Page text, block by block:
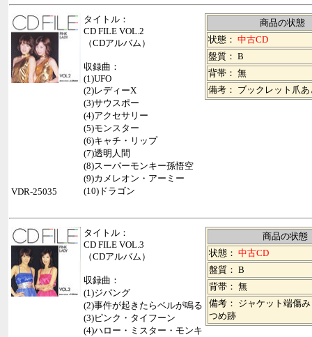
タイトル：
CD FILE VOL.2
（CDアルバム）
収録曲：
(1)UFO
(2)レディーX
(3)サウスポー
(4)アクセサリー
(5)モンスター
(6)キャチ・リップ
(7)透明人間
(8)スーパーモンキー孫悟空
(9)カメレオン・アーミー
(10)ドラゴン
商品の状態
状態： 中古CD
盤質： B
背帯： 無
備考： ブックレット爪あ
VDR-25035
タイトル：
CD FILE VOL.3
（CDアルバム）
収録曲：
(1)ジパング
(2)事件が起きたらベルが鳴る
(3)ピンク・タイフーン
(4)ハロー・ミスター・モンキ
商品の状態
状態： 中古CD
盤質： B
背帯： 無
備考： ジャケット端傷
つめ跡